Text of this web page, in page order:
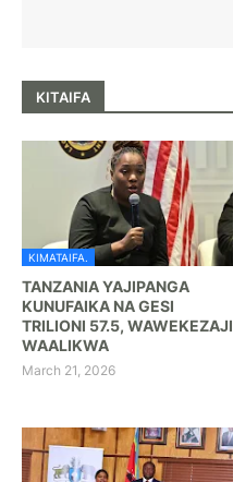
KITAIFA
KIMATAIFA.
TANZANIA YAJIPANGA
KUNUFAIKA NA GESI
TRILIONI 57.5, WAWEKEZAJI
WAALIKWA
March 21, 2026